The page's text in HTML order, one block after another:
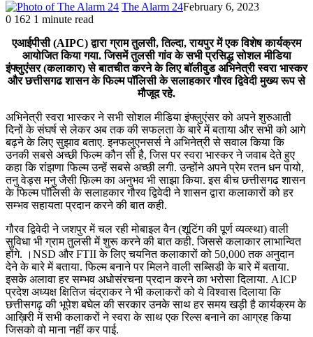
The Alarm 24February 6, 2023
0 162 1 minute read
एआईपीसी (AIPC) द्वारा ग्राम तुलसी, तिल्दा, रायपुर में एक विशेष कार्यक्रम
आयोजित किया गया. जिसमें तुलसी गांव के सभी प्रसिद्ध सोशल मीडिया
इंफ्लुएंसर (कलाकार) से बातचीत करने के लिए बॉलीवुड अभिनेत्री स्वरा भास्कर
और छत्तीसगढ शासन के फिल्म पॉलिसी के सलाहकार गौरव द्विवेदी मुख्य रूप से
मौजूद रहे.
अभिनेत्री स्वरा भास्कर ने सभी सोशल मीडिया इंफ्लुएंसर को अपने शुरुआती
दिनों के संघर्ष से लेकर अब तक की सफलता के बारे में बताया और सभी को आगे
बढ़ने के लिए सुझाव बताए. इनफलुएनसर्स ने अभिनेत्री से सवाल किया कि
उनकी सबसे अच्छी फिल्म कौन सी है, जिस पर स्वरा भास्कर ने जवाब देते हुए
कहा कि रांझणा फिल्म उन्हें सबसे अच्छी लगी. उन्होंने अपने प्रेम रतन धन पायो,
तनु वेड्स मनु जैसी फ़िल्म का अनुभव भी साझा किया. इस बीच छत्तीसगढ शासन
के फिल्म पॉलिसी के सलाहकार गौरव द्विवेदी ने शासन द्वारा कलाकारों को हर
सम्भव सहायता प्रदान करने की बात कही.
गौरव द्विवेदी ने जशपुर में चल रही मोबाइल वैन (शूटिंग की पूर्ण व्यव्स्था) वाली
सुविधा भी ग्राम तुलसी में शुरू करने की बात कही. जिससे कलाकार लाभान्वित
होंगे. ।NSD और FTII के लिए चयनित कलाकारों को 50,000 तक अनुदान
देने के बारे में बताया. फिल्म बनाने पर मिलने वाली सब्सिडी के बारे में बताया.
इसके अलावा हर सम्भव अधोसंरचना प्रदान करने का भरोसा दिलाया. AICP
प्रदेश अध्यक्ष क्षितिज चंद्राकर ने भी कलाकरों को ये विश्वास दिलाया कि
छत्तीसगढ़ की भूपेश बघेल की सरकार उनके साथ हर समय खड़ी है कार्यक्रम के
आख़िरी में सभी कलाकरों ने स्वरा के साथ एक रिल्स बनाने का आग्रह किया
जिसको वो माना नहीं कर पाई.